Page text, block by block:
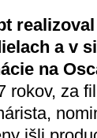
a v
na
rokov, za